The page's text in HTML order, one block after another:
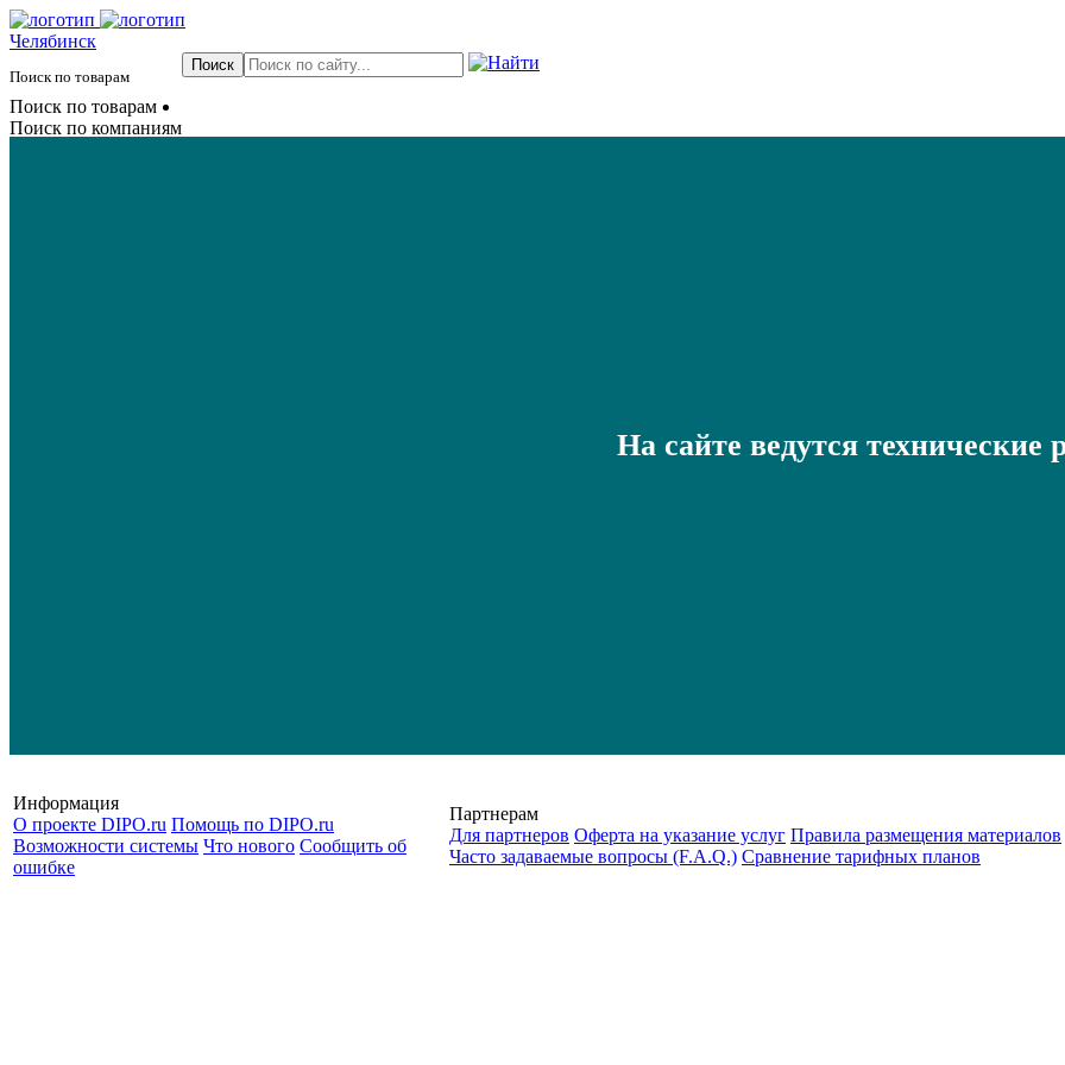
Челябинск
Поиск по товарам
Поиск по товарам
Поиск по компаниям
На сайте ведутся технические
Информация
О проекте DIPO.ru Помощь по DIPO.ru
Возможности системы Что нового Сообщить об
ошибке
Партнерам
Для партнеров Оферта на указание услуг Правила размещения материалов
Часто задаваемые вопросы (F.A.Q.) Cравнение тарифных планов